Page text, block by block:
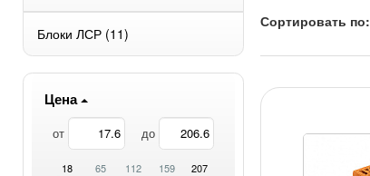
Блоки ЛСР (11)
Цена
от до
18 65 112 159 207
Сортировать по: